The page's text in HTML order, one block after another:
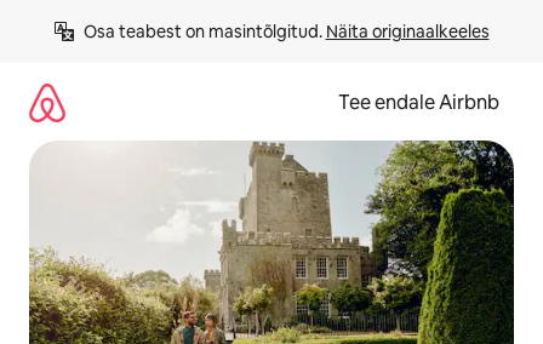
Osa teabest on masintõlgitud. Näita originaalkeeles
Tee endale Airbnb